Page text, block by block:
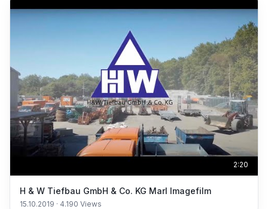
2:20
H & W Tiefbau GmbH & Co. KG Marl Imagefilm
15.10.2019 · 4.190 Views